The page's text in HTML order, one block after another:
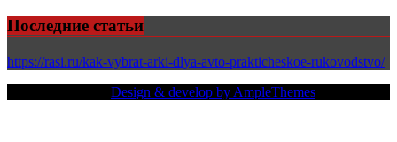
Последние статьи
https://rasi.ru/kak-vybrat-arki-dlya-avto-prakticheskoe-rukovodstvo/
Design & develop by AmpleThemes